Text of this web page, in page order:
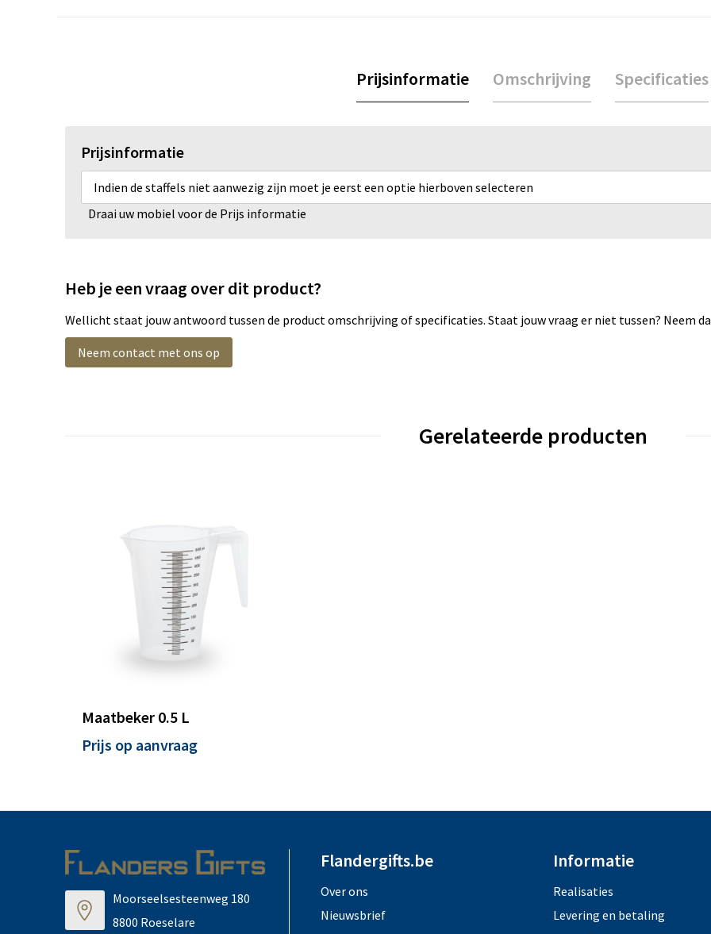
Prijsinformatie Omschrijving Specificaties
Prijsinformatie
Indien de staffels niet aanwezig zijn moet je eerst een optie hierboven selecteren
Draai uw mobiel voor de Prijs informatie
Heb je een vraag over dit product?
Wellicht staat jouw antwoord tussen de product omschrijving of specificaties. Staat jouw vraag er niet tussen? Neem
Neem contact met ons op
Gerelateerde producten
Maatbeker 0.5 L
Prijs op aanvraag
Moorseelsesteenweg 180
8800 Roeselare
Flandergifts.be
Over ons
Nieuwsbrief
Informatie
Realisaties
Levering en betaling